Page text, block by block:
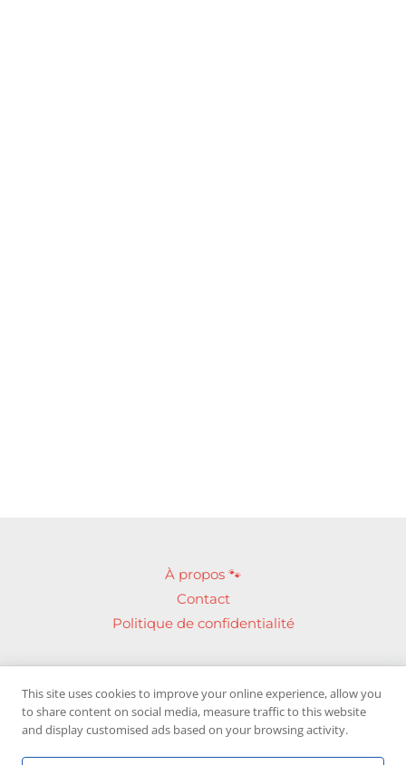
À propos 🐾
Contact
Politique de confidentialité
Devenez membre de notregroupe Facebook
This site uses cookies to improve your online experience, allow you
to share content on social media, measure traffic to this website
and display customised ads based on your browsing activity.